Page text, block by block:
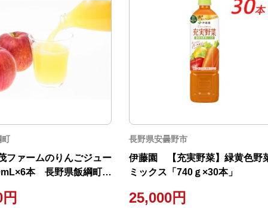
町
ファームのりんごジュー
本 長野県飯綱町
長野県安曇野市
伊藤園 【充実野菜】緑黄色野
ミックス「740ｇ×30本」
25,000円